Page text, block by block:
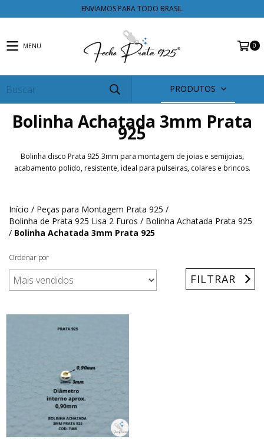
ENVIAMOS PARA TODO BRASIL
MENU 0
PRODUTOS
Bolinha Achatada 3mm Prata
925
Bolinha disco Prata 925 3mm para montagem de joias e semijoias,
acabamento polido, resistente, ideal para pulseiras, colares e brincos.
Início / Peças para Montagem Prata 925 /
Bolinha de Prata 925 Lisa 2 Furos / Bolinha Achatada Prata 925
/ Bolinha Achatada 3mm Prata 925
Ordenar por
FILTRAR